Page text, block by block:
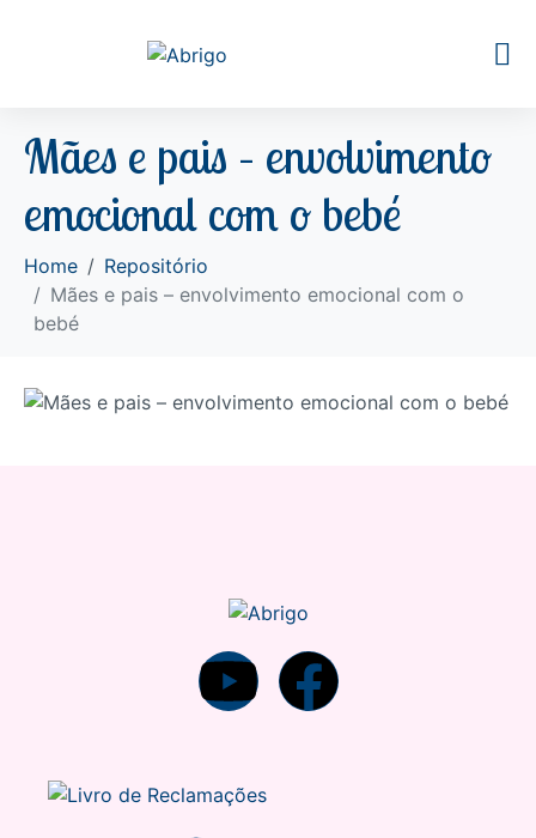
Mães e pais – envolvimento
emocional com o bebé
Home
Repositório
Mães e pais – envolvimento emocional com o
bebé